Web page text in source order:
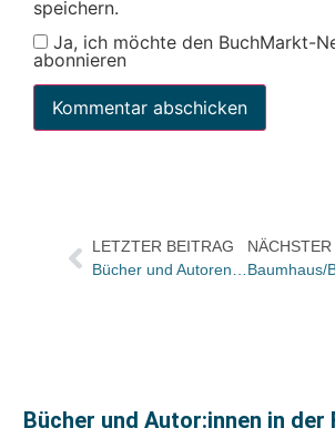
speichern.
Ja, ich möchte den BuchMarkt-
abonnieren
LETZTER BEITRAG
Bücher und Autoren am FREITAG in den Feuilletons – und Zahlenmagie bei Fußball
Bücher und Autor:innen in